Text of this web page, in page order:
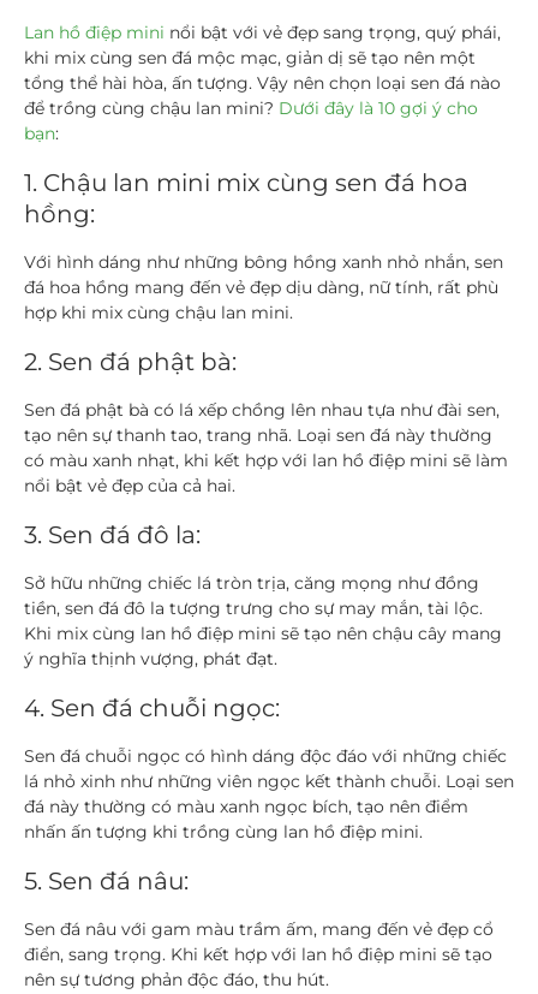
Lan hồ điệp mini nổi bật với vẻ đẹp sang trọng, quý phái,
khi mix cùng sen đá mộc mạc, giản dị sẽ tạo nên một
tổng thể hài hòa, ấn tượng. Vậy nên chọn loại sen đá nào
để trồng cùng chậu lan mini? Dưới đây là 10 gợi ý cho
bạn:
1. Chậu lan mini mix cùng sen đá hoa
hồng:
Với hình dáng như những bông hồng xanh nhỏ nhắn, sen
đá hoa hồng mang đến vẻ đẹp dịu dàng, nữ tính, rất phù
hợp khi mix cùng chậu lan mini.
2. Sen đá phật bà:
Sen đá phật bà có lá xếp chồng lên nhau tựa như đài sen,
tạo nên sự thanh tao, trang nhã. Loại sen đá này thường
có màu xanh nhạt, khi kết hợp với lan hồ điệp mini sẽ làm
nổi bật vẻ đẹp của cả hai.
3. Sen đá đô la:
Sở hữu những chiếc lá tròn trịa, căng mọng như đồng
tiền, sen đá đô la tượng trưng cho sự may mắn, tài lộc.
Khi mix cùng lan hồ điệp mini sẽ tạo nên chậu cây mang
ý nghĩa thịnh vượng, phát đạt.
4. Sen đá chuỗi ngọc:
Sen đá chuỗi ngọc có hình dáng độc đáo với những chiếc
lá nhỏ xinh như những viên ngọc kết thành chuỗi. Loại sen
đá này thường có màu xanh ngọc bích, tạo nên điểm
nhấn ấn tượng khi trồng cùng lan hồ điệp mini.
5. Sen đá nâu:
Sen đá nâu với gam màu trầm ấm, mang đến vẻ đẹp cổ
điển, sang trọng. Khi kết hợp với lan hồ điệp mini sẽ tạo
nên sự tương phản độc đáo, thu hút.